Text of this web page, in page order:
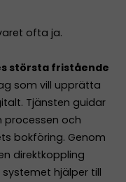
ofta ja.
största fristående
som vill upprätta
Tjänsten guidar
och
bokföring. Genom
direktkoppling
hjälper till